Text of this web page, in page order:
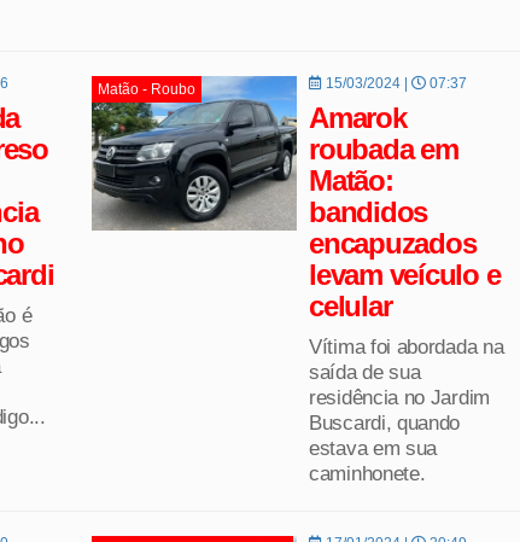
é
Matão - Roubo 15/03/2024 | 07:37
Amarok
roubada em
Matão:
bandidos
encapuzados
levam veículo e
celular
Vítima foi abordada na
saída de sua
residência no Jardim
Buscardi, quando
estava em sua
caminhonete.